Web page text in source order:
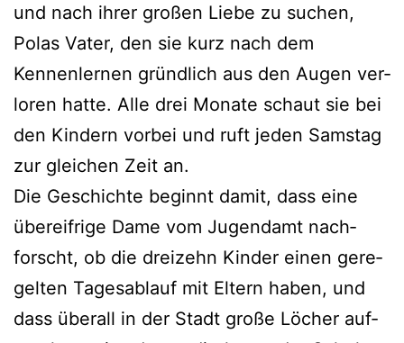
und nach ihrer gro­ßen Liebe zu suchen,
Polas Vater, den sie kurz nach dem
Kennenlernen gründ­lich aus den Augen ver­
lo­ren hat­te. Alle drei Monate schaut sie bei
den Kindern vor­bei und ruft jeden Samstag
zur glei­chen Zeit an.
Die Geschichte beginnt damit, dass eine
über­eif­ri­ge Dame vom Jugendamt nach­
forscht, ob die drei­zehn Kinder einen gere­
gel­ten Tagesablauf mit Eltern haben, und
dass über­all in der Stadt gro­ße Löcher auf­